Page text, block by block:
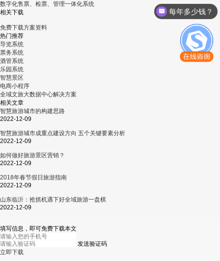
数字化售票、检票、管理一体化系统
相关下载
免费下载方案资料
热门推荐
导览系统
票务系统
酒管系统
乐园系统
智慧景区
电商小程序
全域文旅大数据中心解决方案
相关文章
智慧旅游城市的构建思路
2022-12-09
智慧旅游城市成重点建设方向 五个关键要素分析
2022-12-09
如何做好旅游景区营销？
2022-12-09
2018年春节假日旅游指南
2022-12-09
山东临沂：抢抓机遇下好全域旅游一盘棋
2022-12-09
填写信息，即可免费下载本文
发送验证码
立即下载
每年多少钱？